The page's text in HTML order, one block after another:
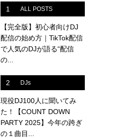
1 ALL POSTS
【完全版】初心者向けDJ
配信の始め方｜TikTok配信
で人気のDJが語る“配信
の...
2 DJs
現役DJ100人に聞いてみ
た！【COUNT DOWN
PARTY 2025】今年の跨ぎ
の１曲目...